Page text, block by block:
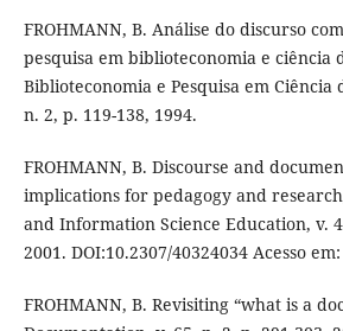
FROHMANN, B. Análise do discurso
pesquisa em biblioteconomia e ciência
Biblioteconomia e Pesquisa em Ciência
n. 2, p. 119-138, 1994.
FROHMANN, B. Discourse and
implications for pedagogy and
and Information Science Education, v.
2001. DOI:10.2307/40324034 Acesso
FROHMANN, B. Revisiting “what is a